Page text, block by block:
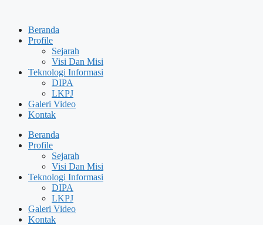
contentBeranda
Profile
Sejarah
Visi Dan Misi
Teknologi Informasi
DIPA
LKPJ
Galeri Video
Kontak
Beranda
Profile
Sejarah
Visi Dan Misi
Teknologi Informasi
DIPA
LKPJ
Galeri Video
Kontak